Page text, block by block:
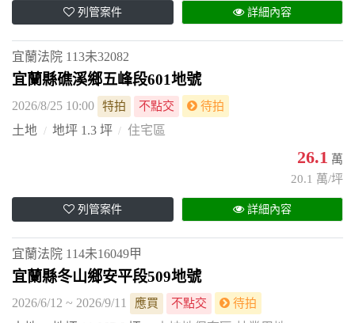
列管案件 詳細內容
宜蘭法院 113未32082
宜蘭縣礁溪鄉五峰段601地號
2026/8/25 10:00 特拍 不點交 待拍
土地 地坪 1.3 坪 住宅區
26.1 萬
20.1 萬/坪
列管案件 詳細內容
宜蘭法院 114未16049甲
宜蘭縣冬山鄉安平段509地號
2026/6/12 ~ 2026/9/11 應買 不點交 待拍